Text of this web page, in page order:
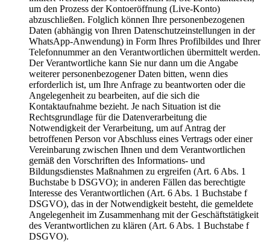
um den Prozess der Kontoeröffnung (Live-Konto)
abzuschließen. Folglich können Ihre personenbezogenen
Daten (abhängig von Ihren Datenschutzeinstellungen in der
WhatsApp-Anwendung) in Form Ihres Profilbildes und Ihrer
Telefonnummer an den Verantwortlichen übermittelt werden.
Der Verantwortliche kann Sie nur dann um die Angabe
weiterer personenbezogener Daten bitten, wenn dies
erforderlich ist, um Ihre Anfrage zu beantworten oder die
Angelegenheit zu bearbeiten, auf die sich die
Kontaktaufnahme bezieht. Je nach Situation ist die
Rechtsgrundlage für die Datenverarbeitung die
Notwendigkeit der Verarbeitung, um auf Antrag der
betroffenen Person vor Abschluss eines Vertrags oder einer
Vereinbarung zwischen Ihnen und dem Verantwortlichen
gemäß den Vorschriften des Informations- und
Bildungsdienstes Maßnahmen zu ergreifen (Art. 6 Abs. 1
Buchstabe b DSGVO); in anderen Fällen das berechtigte
Interesse des Verantwortlichen (Art. 6 Abs. 1 Buchstabe f
DSGVO), das in der Notwendigkeit besteht, die gemeldete
Angelegenheit im Zusammenhang mit der Geschäftstätigkeit
des Verantwortlichen zu klären (Art. 6 Abs. 1 Buchstabe f
DSGVO).